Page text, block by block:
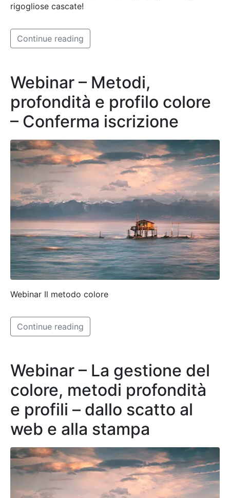
rigogliose cascate!
Continue reading
Webinar – Metodi,
profondità e profilo colore
– Conferma iscrizione
Webinar Il metodo colore
Continue reading
Webinar – La gestione del
colore, metodi profondità
e profili – dallo scatto al
web e alla stampa